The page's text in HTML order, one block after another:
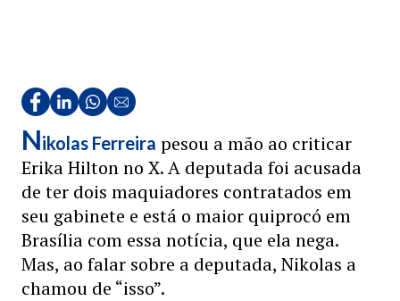
Nikolas Ferreira pesou a mão ao criticar
Erika Hilton no X. A deputada foi acusada
de ter dois maquiadores contratados em
seu gabinete e está o maior quiprocó em
Brasília com essa notícia, que ela nega.
Mas, ao falar sobre a deputada, Nikolas a
chamou de “isso”.